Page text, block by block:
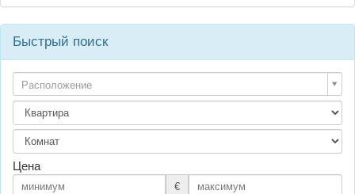
Быстрый поиск
Расположение
Цена
€